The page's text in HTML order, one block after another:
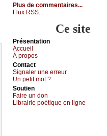
Plus de commentaires...
Flux RSS...
Ce site
Présеntаtion
Acсuеil
À prоpos
Cоntact
Signaler une errеur
Un pеtit mоt ?
Sоutien
Fаirе un dоn
Librairiе pоétique en lignе